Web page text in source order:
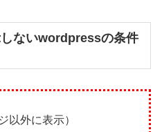
ないwordpressの条件
以外に表示）